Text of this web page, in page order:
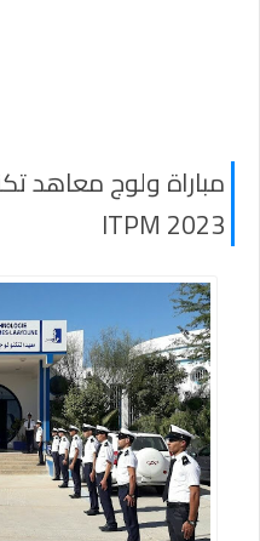
مباراة ولوج معاهد
2023 ITPM